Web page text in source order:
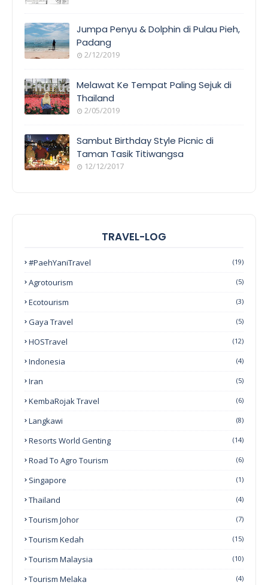
Jumpa Penyu & Dolphin di Pulau Pieh,
Padang
2/12/2019
Melawat Ke Tempat Paling Sejuk di
Thailand
2/05/2019
Sambut Birthday Style Picnic di
Taman Tasik Titiwangsa
12/12/2017
TRAVEL-LOG
#PaehYaniTravel (19)
Agrotourism (5)
Ecotourism (3)
Gaya Travel (5)
HOSTravel (12)
Indonesia (4)
Iran (5)
KembaRojak Travel (6)
Langkawi (8)
Resorts World Genting (14)
Road To Agro Tourism (6)
Singapore (1)
Thailand (4)
Tourism Johor (7)
Tourism Kedah (15)
Tourism Malaysia (10)
Tourism Melaka (4)